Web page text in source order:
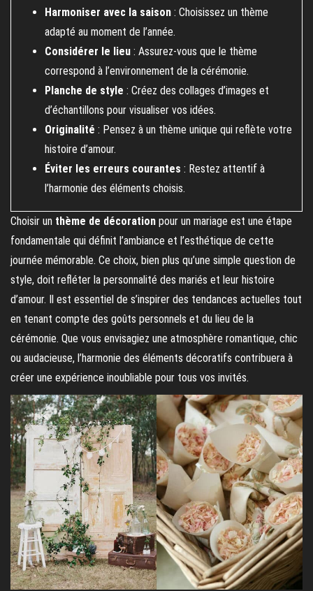
Harmoniser avec la saison : Choisissez un thème
adapté au moment de l’année.
Considérer le lieu : Assurez-vous que le thème
correspond à l’environnement de la cérémonie.
Planche de style : Créez des collages d’images et
d’échantillons pour visualiser vos idées.
Originalité : Pensez à un thème unique qui reflète votre
histoire d’amour.
Éviter les erreurs courantes : Restez attentif à
l’harmonie des éléments choisis.
Choisir un thème de décoration pour un mariage est une étape
fondamentale qui définit l’ambiance et l’esthétique de cette
journée mémorable. Ce choix, bien plus qu’une simple question de
style, doit refléter la personnalité des mariés et leur histoire
d’amour. Il est essentiel de s’inspirer des tendances actuelles tout
en tenant compte des goûts personnels et du lieu de la
cérémonie. Que vous envisagiez une atmosphère romantique, chic
ou audacieuse, l’harmonie des éléments décoratifs contribuera à
créer une expérience inoubliable pour tous vos invités.